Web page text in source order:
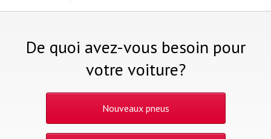
De quoi avez-vous besoin pour
votre voiture?
Nouveaux pneus